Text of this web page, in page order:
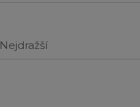
Nejdražší